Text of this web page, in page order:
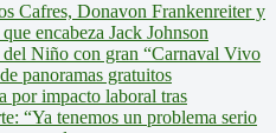
Cafres, Donavon Frankenreiter y
encabeza Jack Johnson
Niño con gran “Carnaval Vivo
panoramas gratuitos
por impacto laboral tras
“Ya tenemos un problema serio